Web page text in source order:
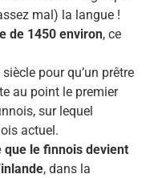
mal) la langue !
de 1450 environ, ce
pour qu’un prêtre
au point le premier
sur lequel
actuel.
que le finnois devient
, dans la